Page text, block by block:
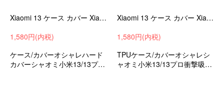
Xiaomi 13 ケース カバー Xiaomi 13 pro PUレザー カード収納 プラスチック 背面レザーケース シンプル シャオミ 小米
1,580円(内税)
ケース/カバーオシャレハード
カバーシャオミ小米13/13プロ
Xiaomi 13 ケース カバー Xiaomi 13 pro TPUケース シンプル ストラップ穴 シャオミ 小米 13/13 プロ アンドロイド おすすめ おしゃれ スマホケース シャオ
1,580円(内税)
TPUケース/カバーオシャレシ
ャオミ小米13/13プロ衝撃吸収